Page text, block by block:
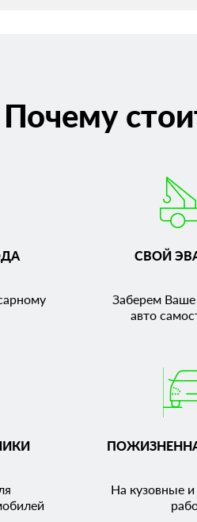
Почему
СВОЙ
Заберем Ваше
авто
На кузовные